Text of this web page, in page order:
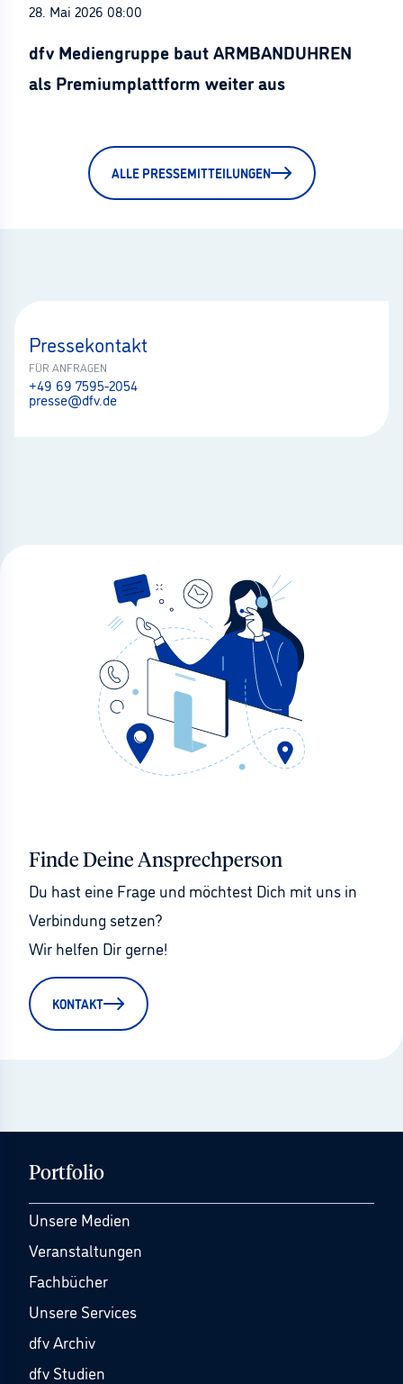
28. Mai 2026 08:00
dfv Mediengruppe baut ARMBANDUHREN
als Premiumplattform weiter aus
ALLE PRESSEMITTEILUNGEN
Pressekontakt
FÜR ANFRAGEN
+49 69 7595-2054
presse@dfv.de
Finde Deine Ansprechperson
Du hast eine Frage und möchtest Dich mit uns in
Verbindung setzen?
Wir helfen Dir gerne!
KONTAKT
Portfolio
Unsere Medien
Veranstaltungen
Fachbücher
Unsere Services
dfv Archiv
dfv Studien